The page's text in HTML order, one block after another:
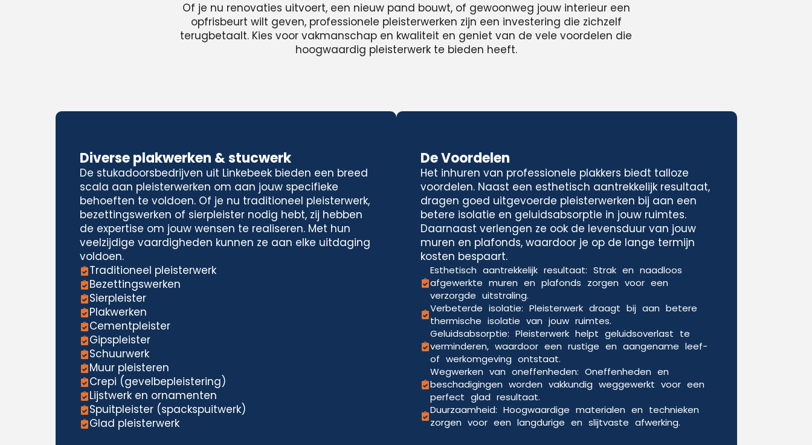
Of je nu renovaties uitvoert, een nieuw pand bouwt, of gewoonweg jouw interieur een
opfrisbeurt wilt geven, professionele pleisterwerken zijn een investering die zichzelf
terugbetaalt. Kies voor vakmanschap en kwaliteit en geniet van de vele voordelen die
hoogwaardig pleisterwerk te bieden heeft.
Diverse plakwerken & stucwerk
De stukadoorsbedrijven uit Linkebeek bieden een breed
scala aan pleisterwerken om aan jouw specifieke
behoeften te voldoen. Of je nu traditioneel pleisterwerk,
bezettingswerken of sierpleister nodig hebt, zij hebben
de expertise om jouw wensen te realiseren. Met hun
veelzijdige vaardigheden kunnen ze aan elke uitdaging
voldoen.
Traditioneel pleisterwerk
Bezettingswerken
Sierpleister
Plakwerken
Cementpleister
Gipspleister
Schuurwerk
Muur pleisteren
Crepi (gevelbepleistering)
Lijstwerk en ornamenten
Spuitpleister (spackspuitwerk)
Glad pleisterwerk
De Voordelen
Het inhuren van professionele plakkers biedt talloze
voordelen. Naast een esthetisch aantrekkelijk resultaat,
dragen goed uitgevoerde pleisterwerken bij aan een
betere isolatie en geluidsabsorptie in jouw ruimtes.
Daarnaast verlengen ze ook de levensduur van jouw
muren en plafonds, waardoor je op de lange termijn
kosten bespaart.
Esthetisch aantrekkelijk resultaat: Strak en naadloos
afgewerkte muren en plafonds zorgen voor een
verzorgde uitstraling.
Verbeterde isolatie: Pleisterwerk draagt bij aan betere
thermische isolatie van jouw ruimtes.
Geluidsabsorptie: Pleisterwerk helpt geluidsoverlast te
verminderen, waardoor een rustige en aangename leef-
of werkomgeving ontstaat.
Wegwerken van oneffenheden: Oneffenheden en
beschadigingen worden vakkundig weggewerkt voor een
perfect glad resultaat.
Duurzaamheid: Hoogwaardige materialen en technieken
zorgen voor een langdurige en slijtvaste afwerking.